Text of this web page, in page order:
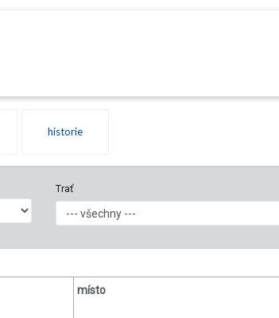
historie
Trať
místo